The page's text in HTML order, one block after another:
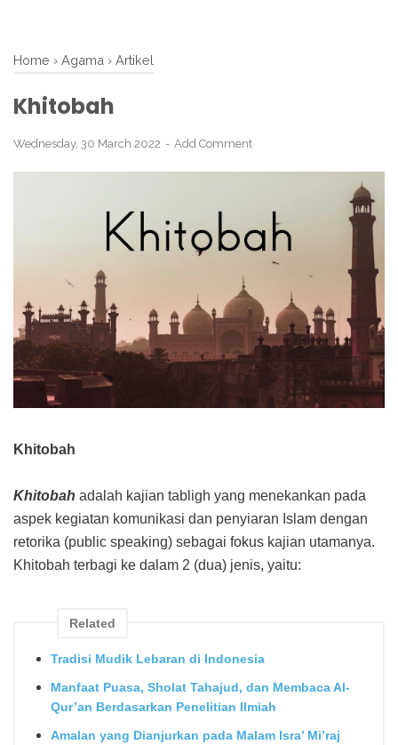
Home › Agama › Artikel
Khitobah
Wednesday, 30 March 2022 Add Comment
Khitobah
Khitobah adalah kajian tabligh yang menekankan pada
aspek kegiatan komunikasi dan penyiaran Islam dengan
retorika (public speaking) sebagai fokus kajian utamanya.
Khitobah terbagi ke dalam 2 (dua) jenis, yaitu:
Related
Tradisi Mudik Lebaran di Indonesia
Manfaat Puasa, Sholat Tahajud, dan Membaca Al-
Qur’an Berdasarkan Penelitian Ilmiah
Amalan yang Dianjurkan pada Malam Isra’ Mi’raj